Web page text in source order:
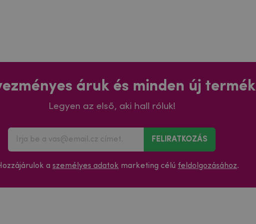
áruk és minden új termék
Legyen az első, aki hall róluk!
FELIRATKOZÁS
a személyes adatok marketing célú feldolgozásához.